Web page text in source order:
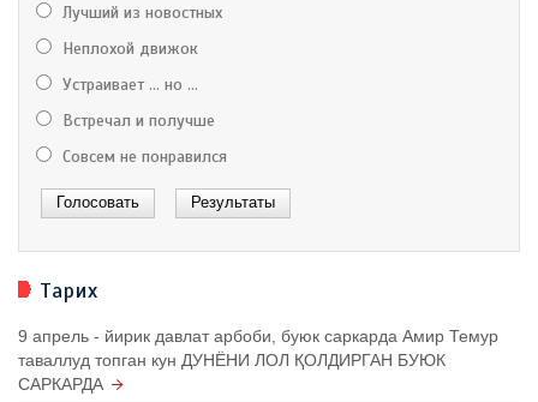
Лучший из новостных
Неплохой движок
Устраивает ... но ...
Встречал и получше
Совсем не понравился
Тарих
9 апрель - йирик давлат арбоби, буюк саркарда Амир Темур
таваллуд топган кун ДУНЁНИ ЛОЛ ҚОЛДИРГАН БУЮК
САРКАРДА